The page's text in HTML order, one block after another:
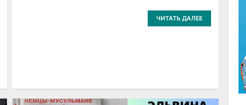
ЧИТАТЬ ДАЛЕЕ